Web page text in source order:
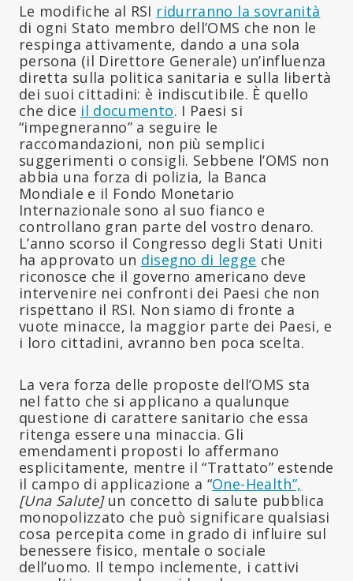
Le modifiche al RSI ridurranno la sovranità
di ogni Stato membro dell’OMS che non le
respinga attivamente, dando a una sola
persona (il Direttore Generale) un’influenza
diretta sulla politica sanitaria e sulla libertà
dei suoi cittadini: è indiscutibile. È quello
che dice il documento. I Paesi si
“impegneranno” a seguire le
raccomandazioni, non più semplici
suggerimenti o consigli. Sebbene l’OMS non
abbia una forza di polizia, la Banca
Mondiale e il Fondo Monetario
Internazionale sono al suo fianco e
controllano gran parte del vostro denaro.
L’anno scorso il Congresso degli Stati Uniti
ha approvato un disegno di legge che
riconosce che il governo americano deve
intervenire nei confronti dei Paesi che non
rispettano il RSI. Non siamo di fronte a
vuote minacce, la maggior parte dei Paesi, e
i loro cittadini, avranno ben poca scelta.
La vera forza delle proposte dell’OMS sta
nel fatto che si applicano a qualunque
questione di carattere sanitario che essa
ritenga essere una minaccia. Gli
emendamenti proposti lo affermano
esplicitamente, mentre il “Trattato” estende
il campo di applicazione a “One-Health”,
[Una Salute]un concetto di salute pubblica
monopolizzato che può significare qualsiasi
cosa percepita come in grado di influire sul
benessere fisico, mentale o sociale
dell’uomo. Il tempo inclemente, i cattivi